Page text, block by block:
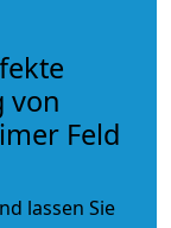
von
Feld
lassen Sie